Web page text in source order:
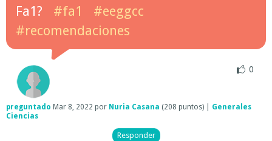
Fa1?
#fa1
#eeggcc
#recomendaciones
0
preguntado Mar 8, 2022 por Nuria Casana (208 puntos)
Generales
Ciencias